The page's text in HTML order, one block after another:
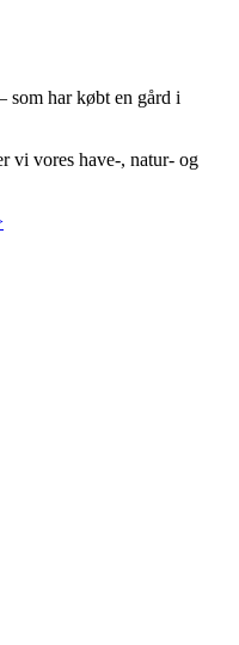
som har købt en gård i
vi vores have-, natur- og